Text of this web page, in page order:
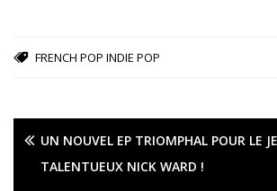
FRENCH POP INDIE POP
UN NOUVEL EP TRIOMPHAL POUR LE
TALENTUEUX NICK WARD !